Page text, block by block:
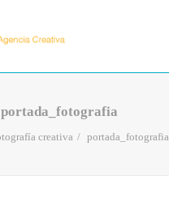
portada_fotografia
creativa portada_fotografia